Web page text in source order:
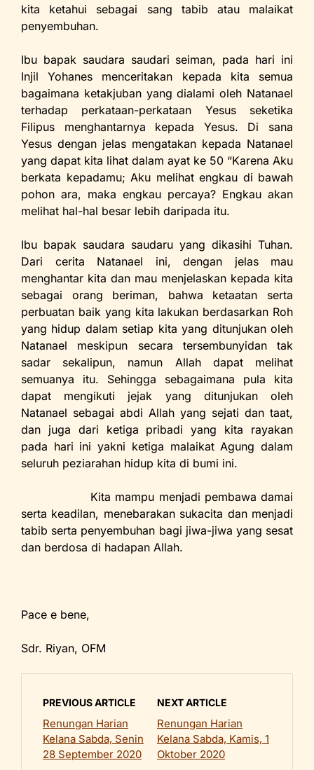
kita ketahui sebagai sang tabib atau malaikat
penyembuhan.
Ibu bapak saudara saudari seiman, pada hari ini
Injil Yohanes menceritakan kepada kita semua
bagaimana ketakjuban yang dialami oleh Natanael
terhadap perkataan-perkataan Yesus seketika
Filipus menghantarnya kepada Yesus. Di sana
Yesus dengan jelas mengatakan kepada Natanael
yang dapat kita lihat dalam ayat ke 50 “Karena Aku
berkata kepadamu; Aku melihat engkau di bawah
pohon ara, maka engkau percaya? Engkau akan
melihat hal-hal besar lebih daripada itu.
Ibu bapak saudara saudaru yang dikasihi Tuhan.
Dari cerita Natanael ini, dengan jelas mau
menghantar kita dan mau menjelaskan kepada kita
sebagai orang beriman, bahwa ketaatan serta
perbuatan baik yang kita lakukan berdasarkan Roh
yang hidup dalam setiap kita yang ditunjukan oleh
Natanael meskipun secara tersembunyidan tak
sadar sekalipun, namun Allah dapat melihat
semuanya itu. Sehingga sebagaimana pula kita
dapat mengikuti jejak yang ditunjukan oleh
Natanael sebagai abdi Allah yang sejati dan taat,
dan juga dari ketiga pribadi yang kita rayakan
pada hari ini yakni ketiga malaikat Agung dalam
seluruh peziarahan hidup kita di bumi ini.
Kita mampu menjadi pembawa damai
serta keadilan, menebarakan sukacita dan menjadi
tabib serta penyembuhan bagi jiwa-jiwa yang sesat
dan berdosa di hadapan Allah.
Pace e bene,
Sdr. Riyan, OFM
PREVIOUS ARTICLE
Renungan Harian
Kelana Sabda, Senin
28 September 2020
NEXT ARTICLE
Renungan Harian
Kelana Sabda, Kamis, 1
Oktober 2020